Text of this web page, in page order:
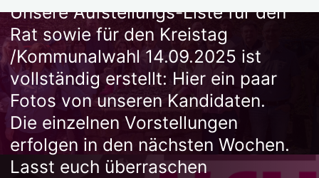
Unsere Aufstellungs-Liste für den
Rat sowie für den Kreistag
/Kommunalwahl 14.09.2025 ist
vollständig erstellt: Hier ein paar
Fotos von unseren Kandidaten.
Die einzelnen Vorstellungen
erfolgen in den nächsten Wochen.
Lasst euch überraschen